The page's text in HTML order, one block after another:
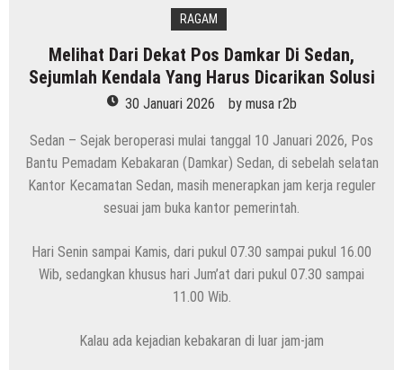
RAGAM
Melihat Dari Dekat Pos Damkar Di Sedan,
Sejumlah Kendala Yang Harus Dicarikan Solusi
30 Januari 2026 by musa r2b
Sedan – Sejak beroperasi mulai tanggal 10 Januari 2026, Pos
Bantu Pemadam Kebakaran (Damkar) Sedan, di sebelah selatan
Kantor Kecamatan Sedan, masih menerapkan jam kerja reguler
sesuai jam buka kantor pemerintah.
Hari Senin sampai Kamis, dari pukul 07.30 sampai pukul 16.00
Wib, sedangkan khusus hari Jum’at dari pukul 07.30 sampai
11.00 Wib.
Kalau ada kejadian kebakaran di luar jam-jam